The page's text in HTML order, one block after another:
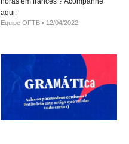
aqui:
Equipe OFTB 12/04/2022